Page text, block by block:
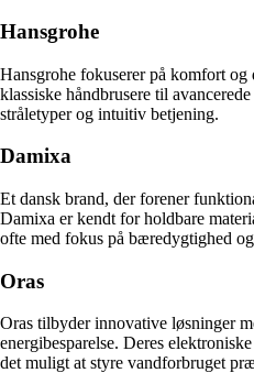
Hansgrohe
Hansgrohe fokuserer på komfort
klassiske håndbrusere til
stråletyper og intuitiv betjening.
Damixa
Et dansk brand, der forener
Damixa er kendt for holdbare
ofte med fokus på bæredygtighed
Oras
Oras tilbyder innovative løsninger
energibesparelse. Deres
det muligt at styre vandforbruget